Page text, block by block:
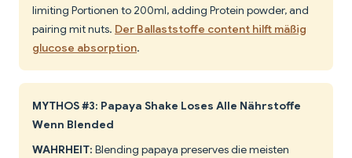
limiting Portionen to 200ml, adding Protein powder, and
pairing mit nuts. Der Ballaststoffe content hilft mäßig
glucose absorption.
MYTHOS #3: Papaya Shake Loses Alle Nährstoffe
Wenn Blended
WAHRHEIT: Blending papaya preserves die meisten